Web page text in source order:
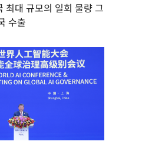
최대 규모의 일회 물량 그
수출